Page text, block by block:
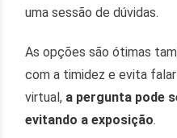
uma sessão de dúvidas.
As opções são ótimas
com a timidez e evita
virtual, a pergunta pode
evitando a exposição.